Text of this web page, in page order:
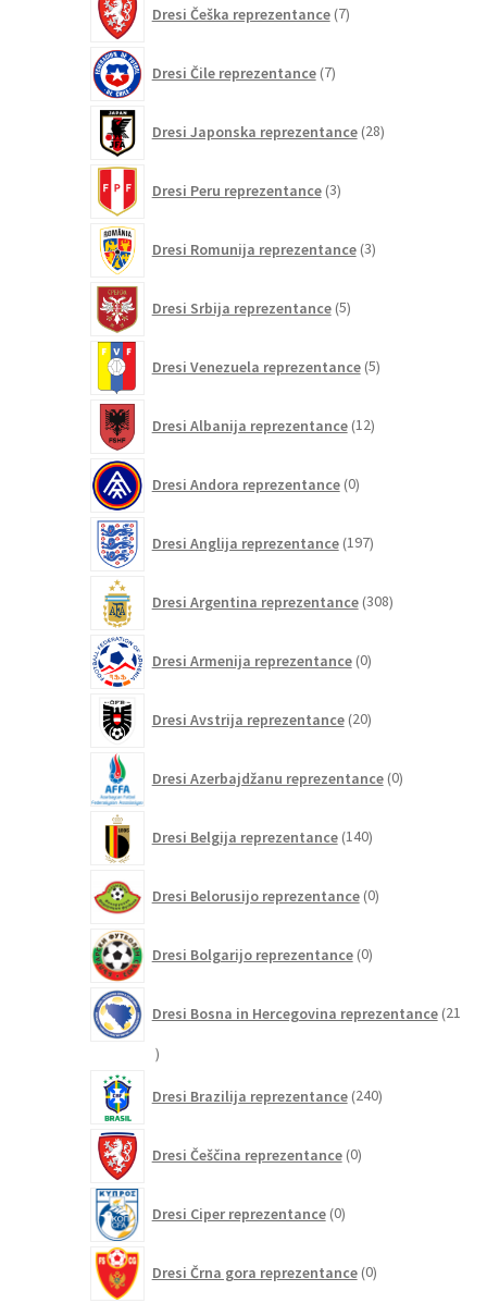
Dresi Češka reprezentance 7izdelkov
Dresi Čile reprezentance 7izdelkov
Dresi Japonska reprezentance 28izdelkov
Dresi Peru reprezentance 3izdelki
Dresi Romunija reprezentance 3izdelki
Dresi Srbija reprezentance 5izdelkov
Dresi Venezuela reprezentance 5izdelkov
Dresi Albanija reprezentance 12izdelkov
Dresi Andora reprezentance 0izdelkov
Dresi Anglija reprezentance 197izdelkov
Dresi Argentina reprezentance 308izdelkov
Dresi Armenija reprezentance 0izdelkov
Dresi Avstrija reprezentance 20izdelkov
Dresi Azerbajdžanu reprezentance 0izdelkov
Dresi Belgija reprezentance 140izdelkov
Dresi Belorusijo reprezentance 0izdelkov
Dresi Bolgarijo reprezentance 0izdelkov
Dresi Bosna in Hercegovina reprezentance 21
21
Dresi Brazilija reprezentance 240izdelkov
Dresi Češčina reprezentance 0izdelkov
Dresi Ciper reprezentance 0izdelkov
Dresi Črna gora reprezentance 0izdelkov